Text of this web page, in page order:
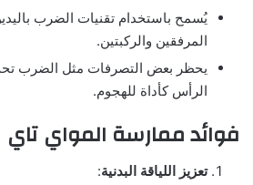
يُسمح باستخدام تقنيات الضرب
المرفقين والركبتين.
يحظر بعض التصرفات مثل الضرب
الرأس كأداة للهجوم.
فوائد ممارسة المواي تاي
تعزيز اللياقة البدنية: